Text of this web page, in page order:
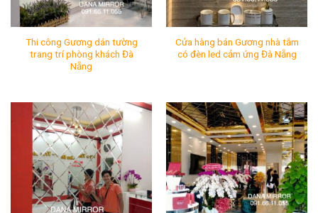
Mã SP:
Tình Trạng:Còn hàng
Thi công Gương dán tường
trang trí phòng khách Đà
Nẵng
Mã SP:
Tình Trạng:Còn hàng
Cửa hàng bán Gương nhà tắm
có đèn led cảm ứng Đà Nẵng